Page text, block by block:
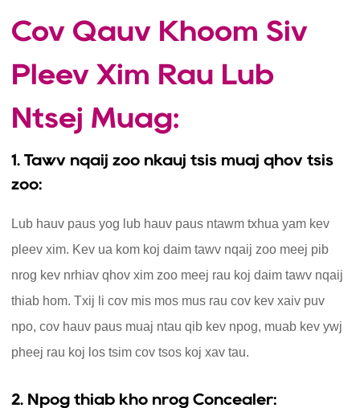
Cov Qauv Khoom Siv
Pleev Xim Rau Lub
Ntsej Muag:
1. Tawv nqaij zoo nkauj tsis muaj qhov tsis
zoo:
Lub hauv paus yog lub hauv paus ntawm txhua yam kev
pleev xim. Kev ua kom koj daim tawv nqaij zoo meej pib
nrog kev nrhiav qhov xim zoo meej rau koj daim tawv nqaij
thiab hom. Txij li cov mis mos mus rau cov kev xaiv puv
npo, cov hauv paus muaj ntau qib kev npog, muab kev ywj
pheej rau koj los tsim cov tsos koj xav tau.
2. Npog thiab kho nrog Concealer: